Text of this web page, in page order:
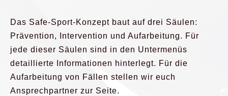
Das Safe-Sport-Konzept baut auf drei Säulen:
Prävention, Intervention und Aufarbeitung. Für
jede dieser Säulen sind in den Untermenüs
detaillierte Informationen hinterlegt. Für die
Aufarbeitung von Fällen stellen wir euch
Ansprechpartner zur Seite.